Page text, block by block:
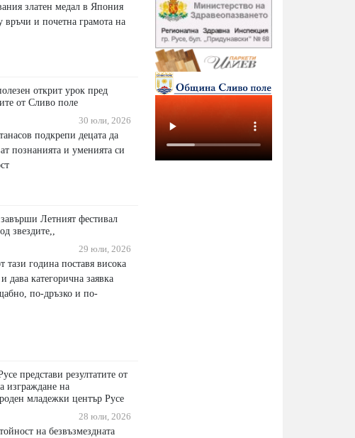
златен медал в Япония
връчи и почетна грамота на
открит урок пред
от Сливо поле
30 юли, 2026
подкрепи децата да
познанията и уменията си
Летният фестивал
звездите,,
29 юли, 2026
тази година поставя висока
дава категорична заявка
по-дръзко и по-
представи резултатите от
изграждане на
младежки център Русе
28 юли, 2026
на безвъзмездната